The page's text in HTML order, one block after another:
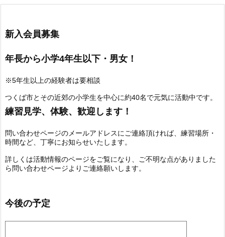
新入会員募集
年長から小学4年生以下・男女！
※5年生以上の経験者は要相談
つくば市とその近郊の小学生を中心に約40名で元気に活動中です。
練習見学、体験、歓迎します！
問い合わせページのメールアドレスにご連絡頂ければ、練習場所・
時間など、丁寧にお知らせいたします。
詳しくは活動情報のページをご覧になり、ご不明な点がありました
ら問い合わせページよりご連絡願いします。
今後の予定